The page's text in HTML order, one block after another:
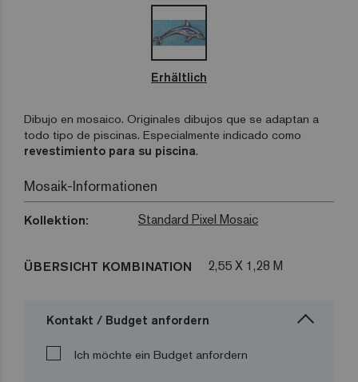
Erhältlich
Dibujo en mosaico. Originales dibujos que se adaptan a
todo tipo de piscinas. Especialmente indicado como
revestimiento para su piscina.
Mosaik-Informationen
Kollektion: Standard Pixel Mosaic
ÜBERSICHT KOMBINATION 2,55 X 1,28 M
Kontakt / Budget anfordern
Ich möchte ein Budget anfordern